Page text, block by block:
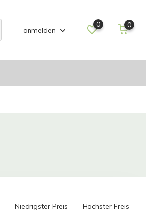
anmelden
0 0
Niedrigster Preis Höchster Preis